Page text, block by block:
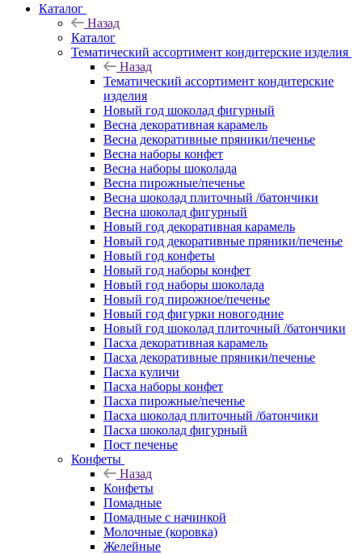
Каталог
Назад
Каталог
Тематический ассортимент кондитерские изделия
Назад
Тематический ассортимент кондитерские
изделия
Новый год шоколад фигурный
Весна декоративная карамель
Весна декоративные пряники/печенье
Весна наборы конфет
Весна наборы шоколада
Весна пирожные/печенье
Весна шоколад плиточный /батончики
Весна шоколад фигурный
Новый год декоративная карамель
Новый год декоративные пряники/печенье
Новый год конфеты
Новый год наборы конфет
Новый год наборы шоколада
Новый год пирожное/печенье
Новый год фигурки новогодние
Новый год шоколад плиточный /батончики
Пасха декоративная карамель
Пасха декоративные пряники/печенье
Пасха куличи
Пасха наборы конфет
Пасха пирожные/печенье
Пасха шоколад плиточный /батончики
Пасха шоколад фигурный
Пост печенье
Конфеты
Назад
Конфеты
Помадные
Помадные с начинкой
Молочные (коровка)
Желейные